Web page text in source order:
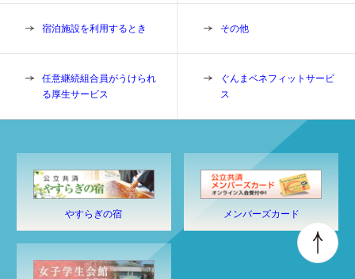
宿泊施設を利用するとき その他
任意継続組合員がうけられ
る厚生サービス
ぐんまベネフィットサービ
ス
やすらぎの宿 メンバーズカード